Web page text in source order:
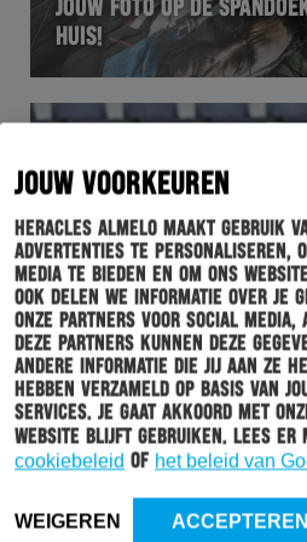
JOUW VOORKEUREN
Heracles Almelo maakt gebruik
advertenties te personaliseren,
media te bieden en om ons
Ook delen we informatie over je
onze partners voor social media,
Deze partners kunnen deze
andere informatie die jij aan ze
hebben verzameld op basis van
services. Je gaat akkoord met
website blijft gebruiken. Lees er
cookiebeleid of het beleid van
WEIGEREN ACCEPTEREN
JOUW FOTO OP DE
HUIS!
WEDSTRIJD 16-07-2021
FOTO’S: HERACLES ALMELO